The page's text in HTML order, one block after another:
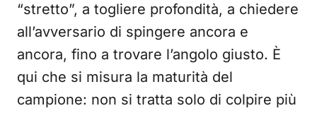
“stretto”, a togliere profondità, a chiedere
all’avversario di spingere ancora e
ancora, fino a trovare l’angolo giusto. È
qui che si misura la maturità del
campione: non si tratta solo di colpire più